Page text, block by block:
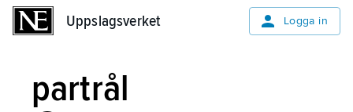
Uppslagsverket Logga in
partrål